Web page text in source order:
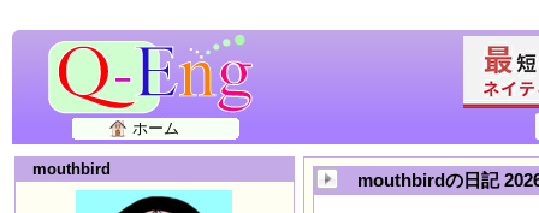
ホーム
mouthbird
mouthbirdの日記